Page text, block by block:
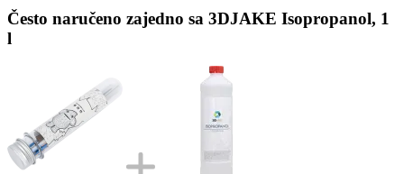
Često naručeno zajedno sa 3DJAKE Isopropanol, 1
l